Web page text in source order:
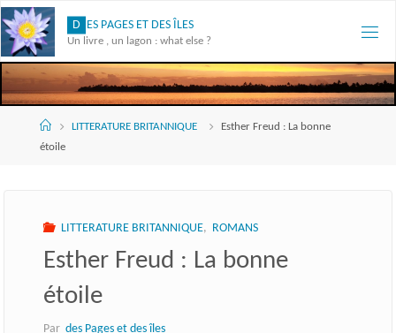
Skip
to
content
D ES PAGES ET DES ÎLES
Un livre , un lagon : what else ?
AccueilLITTERATURE BRITANNIQUE
Esther Freud : La bonne
étoile
LITTERATURE BRITANNIQUE, ROMANS
Esther Freud : La bonne
étoile
Par des Pages et des îles